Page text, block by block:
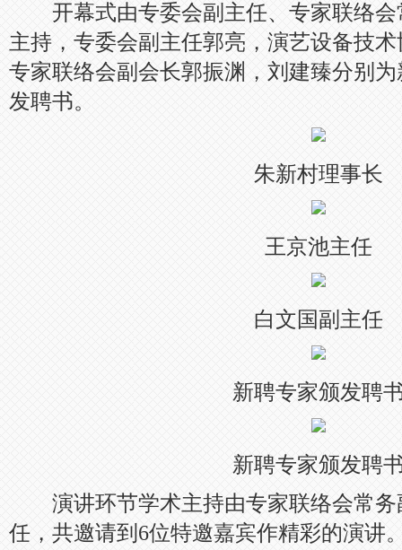
开幕式由专委会副主任、专家联络会
主持，专委会副主任郭亮，演艺设备技
专家联络会副会长郭振渊，刘建臻分别
发聘书。
朱新村理事长
王京池主任
白文国副主任
新聘专家颁发聘
新聘专家颁发聘
演讲环节学术主持由专家联络会常务
任，共邀请到6位特邀嘉宾作精彩的演讲